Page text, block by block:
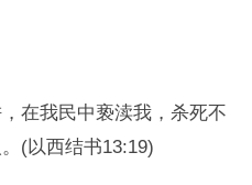
在我民中亵渎我，杀死不
(以西结书13:19)